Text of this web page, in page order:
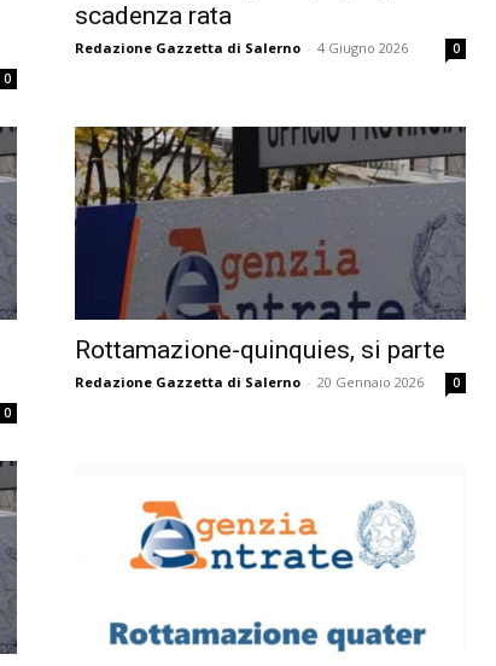
0
scadenza rata
Redazione Gazzetta di Salerno - 4 Giugno 2026 0
0
Rottamazione-quinquies, si parte
Redazione Gazzetta di Salerno - 20 Gennaio 2026 0